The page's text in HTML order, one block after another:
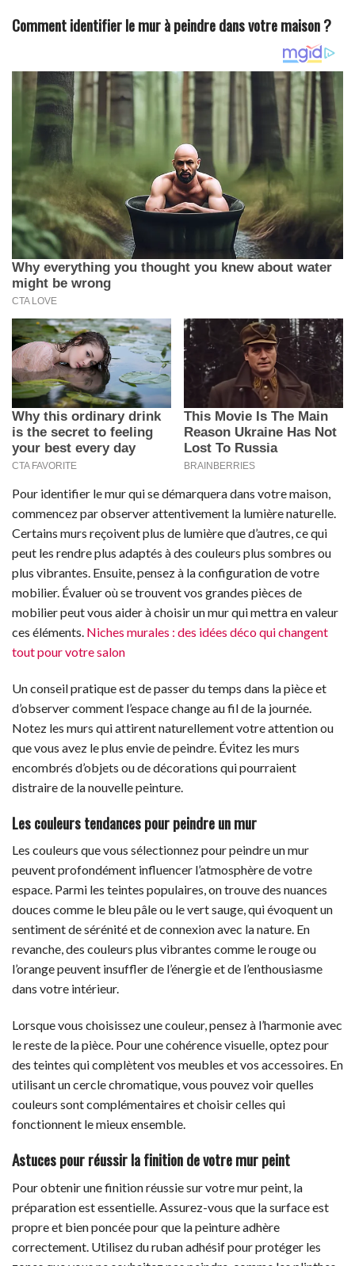
Comment identifier le mur à peindre dans votre maison ?
Pour identifier le mur qui se démarquera dans votre maison,
commencez par observer attentivement la lumière naturelle.
Certains murs reçoivent plus de lumière que d’autres, ce qui
peut les rendre plus adaptés à des couleurs plus sombres ou
plus vibrantes. Ensuite, pensez à la configuration de votre
mobilier. Évaluer où se trouvent vos grandes pièces de
mobilier peut vous aider à choisir un mur qui mettra en valeur
ces éléments. Niches murales : des idées déco qui changent
tout pour votre salon
Un conseil pratique est de passer du temps dans la pièce et
d’observer comment l’espace change au fil de la journée.
Notez les murs qui attirent naturellement votre attention ou
que vous avez le plus envie de peindre. Évitez les murs
encombrés d’objets ou de décorations qui pourraient
distraire de la nouvelle peinture.
Les couleurs tendances pour peindre un mur
Les couleurs que vous sélectionnez pour peindre un mur
peuvent profondément influencer l’atmosphère de votre
espace. Parmi les teintes populaires, on trouve des nuances
douces comme le bleu pâle ou le vert sauge, qui évoquent un
sentiment de sérénité et de connexion avec la nature. En
revanche, des couleurs plus vibrantes comme le rouge ou
l’orange peuvent insuffler de l’énergie et de l’enthousiasme
dans votre intérieur.
Lorsque vous choisissez une couleur, pensez à l’harmonie avec
le reste de la pièce. Pour une cohérence visuelle, optez pour
des teintes qui complètent vos meubles et vos accessoires. En
utilisant un cercle chromatique, vous pouvez voir quelles
couleurs sont complémentaires et choisir celles qui
fonctionnent le mieux ensemble.
Astuces pour réussir la finition de votre mur peint
Pour obtenir une finition réussie sur votre mur peint, la
préparation est essentielle. Assurez-vous que la surface est
propre et bien poncée pour que la peinture adhère
correctement. Utilisez du ruban adhésif pour protéger les